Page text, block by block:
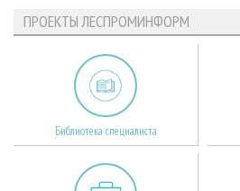
ПРОЕКТЫ ЛЕСПРОМИНФОРМ
Библиотека специалиста